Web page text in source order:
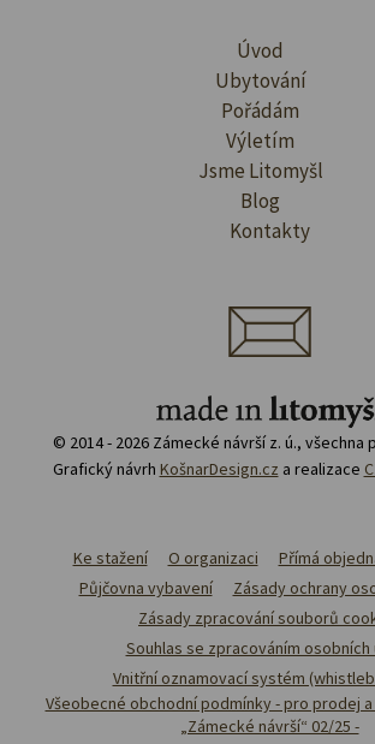
Úvod
Ubytování
Pořádám
Výletím
Jsme Litomyšl
Blog
Kontakty
© 2014 - 2026 Zámecké návrší z. ú., všechna
Grafický návrh KošnarDesign.cz a realizace
Ke stažení O organizaci
Přímá
Půjčovna vybavení
Zásady ochrany
Zásady zpracování souborů
Souhlas se zpracováním osobních
Vnitřní oznamovací systém
Všeobecné obchodní podmínky - pro prodej
„Zámecké návrší“ 02/25 -